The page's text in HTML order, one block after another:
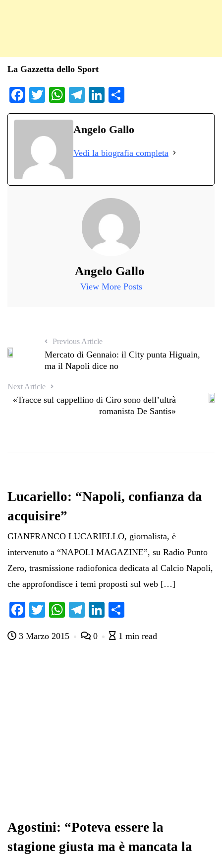
La Gazzetta dello Sport
Fa
ce
ok
T
wi
r
W
ha
ts
pp
Te
le
gr
m
Li
nk
ed
on
di
di
Angelo Gallo
Vedi la biografia completa
Angelo Gallo
View More Posts
Previous Article
Mercato di Gennaio: il City punta Higuain,
ma il Napoli dice no
Next Article
«Tracce sul cappellino di Ciro sono dell’ultrà
romanista De Santis»
Lucariello: “Napoli, confianza da
acquisire”
GIANFRANCO LUCARIELLO, giornalista, è
intervenuto a “NAPOLI MAGAZINE”, su Radio Punto
Zero, trasmissione radiofonica dedicata al Calcio Napoli,
che approfondisce i temi proposti sul web […]
Fa
bo
T
tte
W
ts
Te
gr
Li
ed di
3 Marzo 2015 0 1 min read
Agostini: “Poteva essere la
stagione giusta ma è mancata la